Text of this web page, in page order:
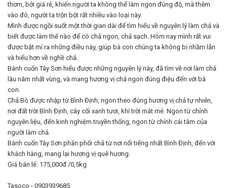
thơm, bởi giá rẻ, khiến người ta không thể làm ngon đúng độ, mà thêm
vào đó, người ta trộn bột rất nhiều vào loại này.
Mình được ngồi suốt một thời gian dài để tìm hiểu về nguyên lý làm chả và
biết được làm thế nào để có chả ngon, chả sạch. Hôm nay mình rất vui
được bật mí ra những điều này, giúp bà con chúng ta không bị nhầm lẫn
và hiểu hơn về nghề chả.
Bánh cuốn Tây Sơn hiểu được những nguyên lý này, đã tìm về nơi làm chả
lâu năm nhất vùng, và mang hương vị chả ngon đúng điệu đến với bà
con.
Chả Bò được nhập từ Bình Định, ngon theo đúng hương vị chả tự nhiên,
nơi đất trời Bình Định, cây cối xanh tươi, khí trời mát mẻ. Ngon từ chính
nguyên liệu, đến kinh nghiệm truyền thống, ngon từ chính cái tâm của
người làm chả.
Bánh cuốn Tây Sơn phân phối chả từ nơi nổi tiếng nhất Bình Định, đến với
khách hàng, mang lại hương vị quê hương.
Giá bán lẻ: 175,000đ /0,5kg
Tasoco - 0903939685